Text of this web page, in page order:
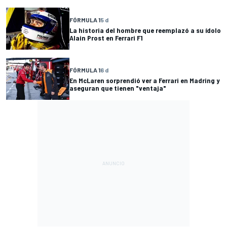
FÓRMULA 15 d
La historia del hombre que reemplazó a su ídolo
Alain Prost en Ferrari F1
FÓRMULA 16 d
En McLaren sorprendió ver a Ferrari en Madring y
aseguran que tienen "ventaja"